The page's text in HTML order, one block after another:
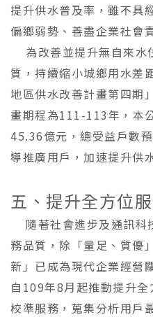
提升供水普及率，雖不具
偏鄉弱勢、善盡企業社會
為改善並提升無自來水
質，持續縮小城鄉用水差
地區供水改善計畫第四期
畫期程為111-113年，本
45.36億元，總受益戶數
導推廣用戶，加速提升供
五、提升全方位
隨著社會進步及通訊科
務品質，除「量足、質優
新」已成為現代企業經營
自109年8月起推動提升
校準服務，蒐集分析用戶